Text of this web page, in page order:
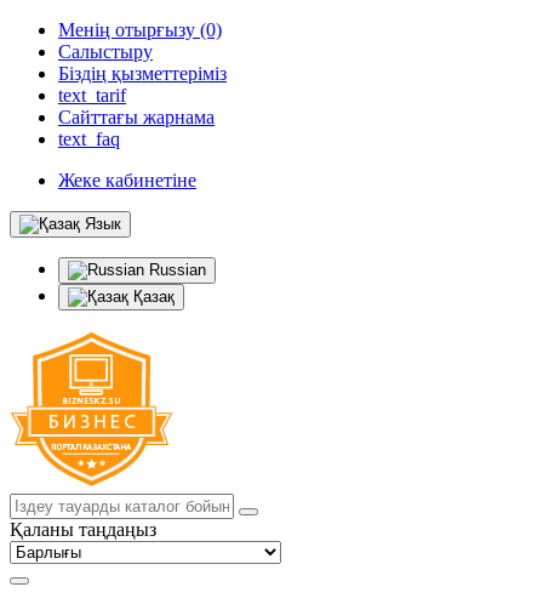
Менің отырғызу (0)
Салыстыру
Біздің қызметтеріміз
text_tarif
Сайттағы жарнама
text_faq
Жеке кабинетіне
Язык
Russian
Қазақ
Қаланы таңдаңыз